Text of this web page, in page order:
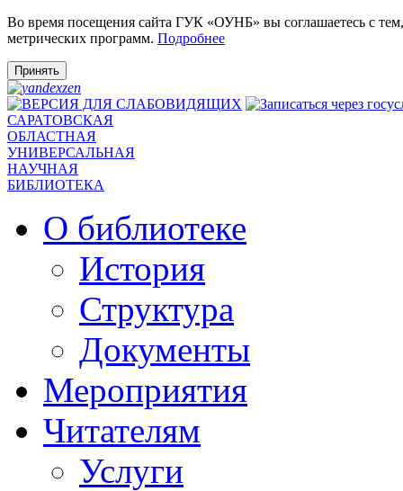
Во время посещения сайта ГУК «ОУНБ» вы соглашаетесь с
метрических программ. Подробнее
Принять
САРАТОВСКАЯ
ОБЛАСТНАЯ
УНИВЕРСАЛЬНАЯ
НАУЧНАЯ
БИБЛИОТЕКА
О библиотеке
История
Структура
Документы
Мероприятия
Читателям
Услуги